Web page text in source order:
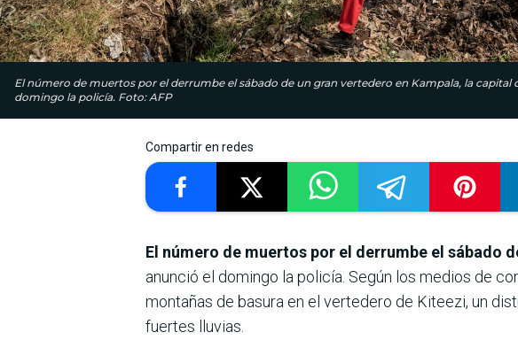
El número de muertos por el derrumbe el sábado de un gran vertedero en Kampala, la capital
domingo la policía. Foto: AFP
Compartir en redes
El número de muertos por el derrumbe el sábado
anunció el domingo la policía. Según los medios de
montañas de basura en el vertedero de Kiteezi, un
fuertes lluvias.